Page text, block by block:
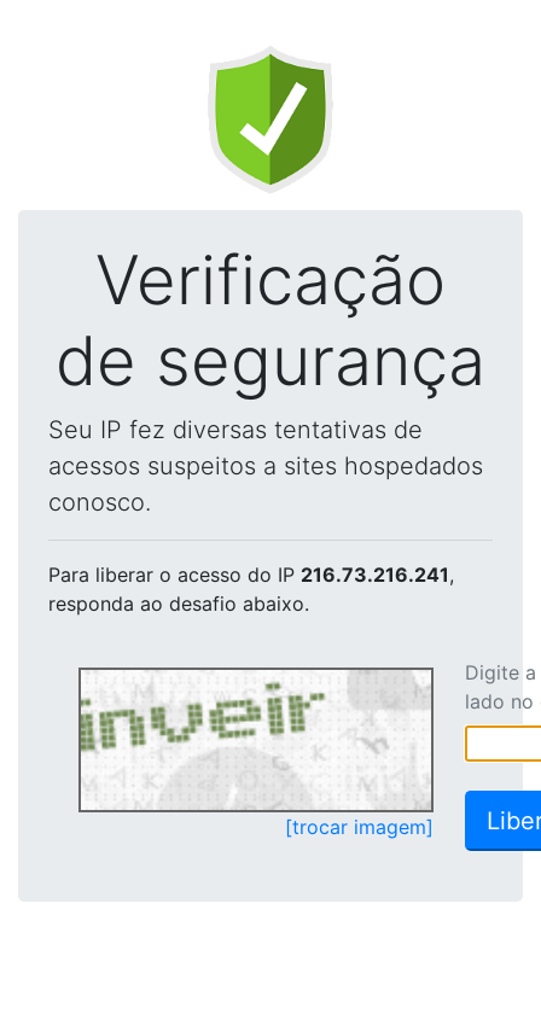
Verificação
de segurança
Seu IP fez diversas tentativas de
acessos suspeitos a sites hospedados
conosco.
Para liberar o acesso do IP 216.73.216.241,
responda ao desafio abaixo.
[trocar imagem]
Digite
lado no